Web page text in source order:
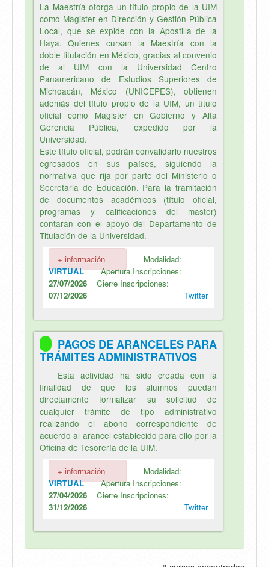
La Maestría otorga un título propio de la UIM
como Magister en Dirección y Gestión Pública
Local, que se expide con la Apostilla de la
Haya. Quienes cursan la Maestría con la
doble titulación en México, gracias al convenio
de al UIM con la Universidad Centro
Panamericano de Estudios Superiores de
Michoacán, México (UNICEPES), obtienen
además del título propio de la UIM, un título
oficial como Magister en Gobierno y Alta
Gerencia Pública, expedido por la
Universidad.
Este título oficial, podrán convalidarlo nuestros
egresados en sus países, siguiendo la
normativa que rija por parte del Ministerio o
Secretaria de Educación. Para la tramitación
de documentos académicos (título oficial,
programas y calificaciones del master)
contaran con el apoyo del Departamento de
Titulación de la Universidad.
+ información
Modalidad:
VIRTUALApertura Inscripciones:
27/07/2026Cierre Inscripciones:
07/12/2026
Twitter
PAGOS DE ARANCELES PARA
TRÁMITES ADMINISTRATIVOS
Esta actividad ha sido creada con la
finalidad de que los alumnos puedan
directamente formalizar su solicitud de
cualquier trámite de tipo administrativo
realizando el abono correspondiente de
acuerdo al arancel establecido para ello por la
Oficina de Tesorería de la UIM.
+ información
Modalidad:
VIRTUALApertura Inscripciones:
27/04/2026Cierre Inscripciones:
31/12/2026
Twitter